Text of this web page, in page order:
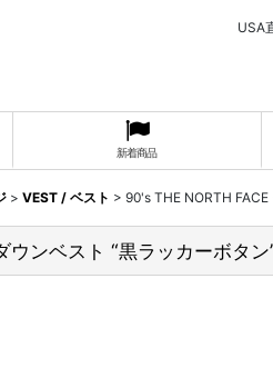
USA
新着商品
> VEST / ベスト > 90's THE NORTH FACE
ンベスト “黒ラッカーボタン